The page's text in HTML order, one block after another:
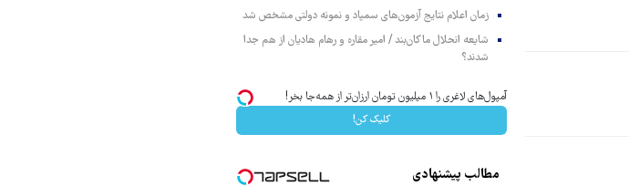
زمان اعلام نتایج آزمون‌های سمپاد و نمونه دولتی مشخص شد
شایعه انحلال ماکان‌بند / امیر مقاره و رهام هادیان از هم جدا
شدند؟
آمپول‌های لاغری را ۱ میلیون تومان ارزان‌تر از همه‌جا بخر!
کلیک کن!
مطالب پیشنهادی